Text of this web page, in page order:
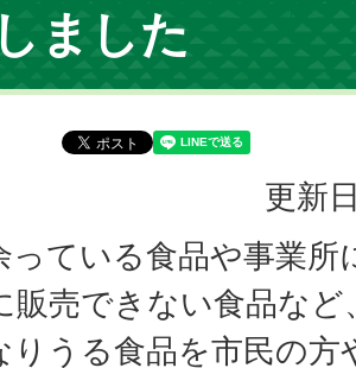
ました
更新
っている食品や事業所
販売できない食品など
りうる食品を市民の方